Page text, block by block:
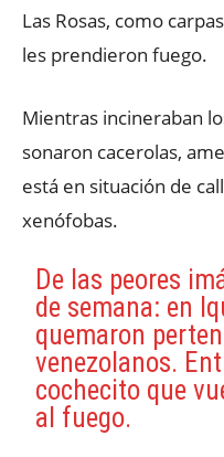
Las Rosas, como
les prendieron fuego.
Mientras incineraban
sonaron cacerolas,
está en situación de
xenófobas.
De las peores
de semana: en
quemaron
venezolanos.
cochecito que
al fuego.